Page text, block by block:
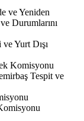
ve Yeniden
Durumlarını
Yurt Dışı
Komisyonu
Tespit ve